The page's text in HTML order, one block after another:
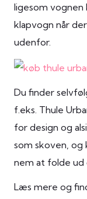
ligesom vognen
klapvogn når
udenfor.
Du finder
f.eks. Thule
for design og
som skoven,
nem at folde ud
Læs mere og